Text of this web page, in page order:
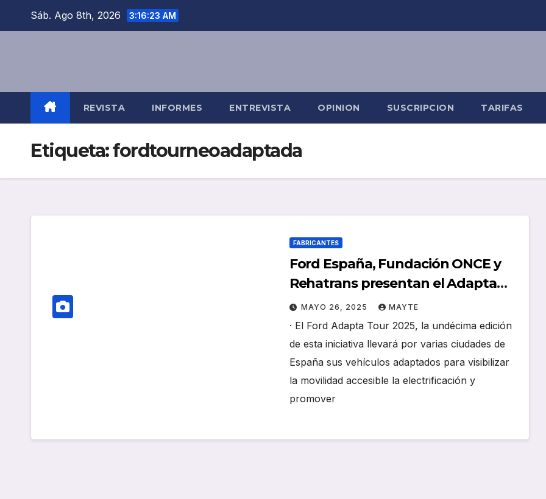
Sáb. Ago 8th, 2026 3:16:24 AM
REVISTA INFORMES ENTREVISTA OPINION SUSCRIPCION TARIFAS
Etiqueta:fordtourneoadaptada
FABRICANTES
Ford España, Fundación ONCE y
Rehatrans presentan el Adapta
Tour 2025
MAYO 26, 2025 MAYTE
· El Ford Adapta Tour 2025, la undécima edición
de esta iniciativa llevará por varias ciudades de
España sus vehículos adaptados para visibilizar
la movilidad accesible la electrificación y
promover